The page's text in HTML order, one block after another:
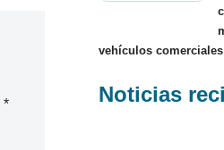
*
vehículos
Noticias